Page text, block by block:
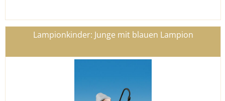
Lampionkinder: Junge mit blauen Lampion